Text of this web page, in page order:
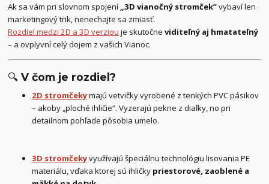
Ak sa vám pri slovnom spojení „3D vianočný stromček“vybaví len
marketingový trik, nenechajte sa zmiasť.
Rozdiel medzi 2D a 3D verziou je skutočneviditeľný aj hmatateľný
– a ovplyvní celý dojem z vašich Vianoc.
🔍V čom je rozdiel?
2D stromčekymajú vetvičky vyrobené z tenkých PVC pásikov
– akoby „ploché ihličie“. Vyzerajú pekne z diaľky, no pri
detailnom pohľade pôsobia umelo.
3D stromčekyvyužívajú špeciálnu technológiu lisovania PE
materiálu, vďaka ktorej sú ihličky priestorové, zaoblené a